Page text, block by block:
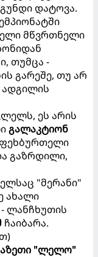
დატოვა.
მწვრთნელი
თუმცა -
გარეშე, თუ არ
ეს არის
გალაკტიონ
ფეხბურთელი
გაზრდილი,
"მერანი"
ახალი
ლანჩხუთის
ჩაიბარა.
"ლელო"